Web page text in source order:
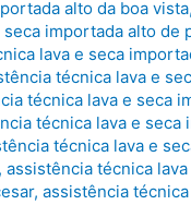
alto da boa vista,
importada alto de
lava e seca
técnica lava e
técnica lava e seca
técnica lava e seca
técnica lava e
, assistência técnica
, assistência